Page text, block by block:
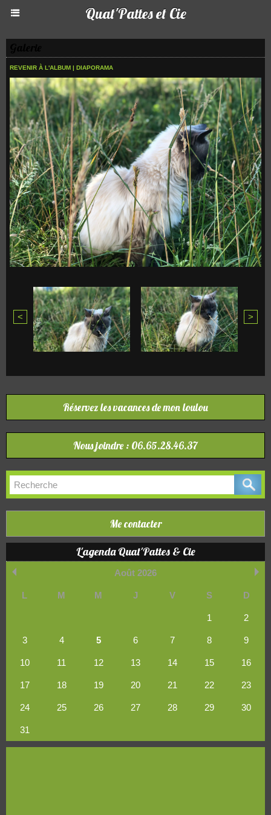
Quat'Pattes et Cie
REVENIR À L'ALBUM | DIAPORAMA
< >
Réservez les vacances de mon loulou
Nous joindre : 06.65.28.46.37
Me contacter
L'agenda Quat'Pattes & Cie
Août 2026
L M M J V S D
1 2
3 4 5 6 7 8 9
10 11 12 13 14 15 16
17 18 19 20 21 22 23
24 25 26 27 28 29 30
31